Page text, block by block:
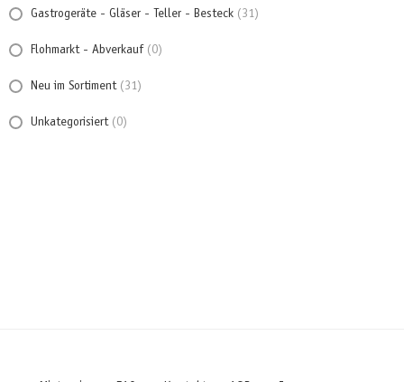
Gastrogeräte - Gläser - Teller - Besteck (31)
Flohmarkt - Abverkauf (0)
Neu im Sortiment (31)
Unkategorisiert (0)